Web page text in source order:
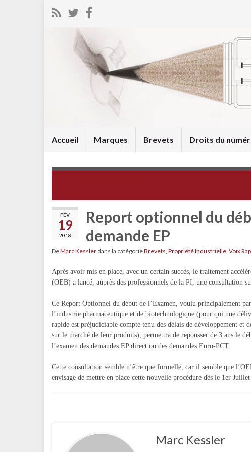
Accueil Marques Brevets Droits du
FÉV
19
2018
Report optionnel du
demande EP
DeMarc Kessler dans la catégorieBrevets, Propriété Industrielle, Voix
Après avoir mis en place, avec un certain succès, le traitement
(OEB) a lancé, auprès des professionnels de la PI, une consultation
Ce Report Optionnel du début de l’Examen, voulu principalement par
l’industrie pharmaceutique et de biotechnologique (pour qui une
rapide est préjudiciable compte tenu des délais de développement et
sur le marché de leur produits), permettra de repousser de 3 ans le
l’examen des demandes EP direct ou des demandes Euro-PCT.
Cette consultation semble n’être que formelle, car il semble que
envisage de mettre en place cette nouvelle procédure dès le 1er
Marc Kessler